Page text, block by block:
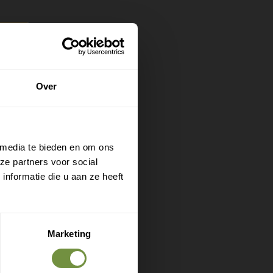
Over
te bieden en om ons
partners voor social
die u aan ze heeft
Marketing
in
de